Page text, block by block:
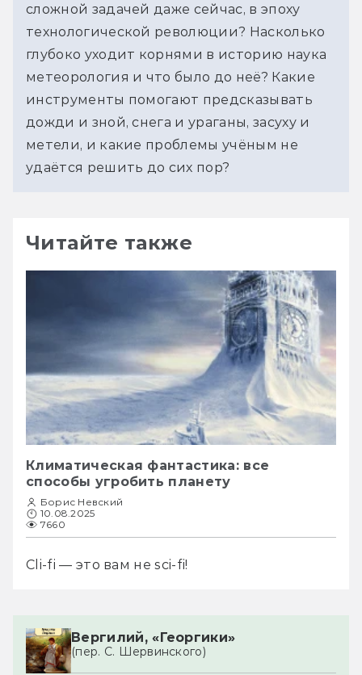
сложной задачей даже сейчас, в эпоху
технологической революции? Насколько
глубоко уходит корнями в историю наука
метеорология и что было до неё? Какие
инструменты помогают предсказывать
дожди и зной, снега и ураганы, засуху и
метели, и какие проблемы учёным не
удаётся решить до сих пор?
Читайте также
Климатическая фантастика: все
способы угробить планету
Борис Невский
10.08.2025
7660
Cli-fi — это вам не sci-fi!
Вергилий, «Георгики»
(пер. С. Шервинского)